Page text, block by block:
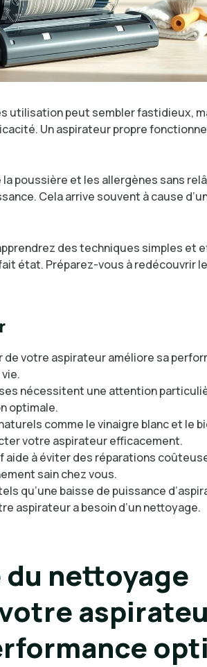
utilisation peut sembler fastidieux,
Un aspirateur propre
poussière et les allergènes sans
Cela arrive souvent à cause
des techniques simples et
état. Préparez-vous à redécouvrir
de votre aspirateur améliore sa
nécessitent une attention
optimale.
comme le vinaigre blanc et le
votre aspirateur efficacement.
aide à éviter des réparations
sain chez vous.
qu’une baisse de puissance
aspirateur a besoin d’un nettoyage.
nettoyage